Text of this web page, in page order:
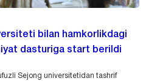
bilan hamkorlikdagi
dasturiga start berildi
Sejong universitetidan tashrif